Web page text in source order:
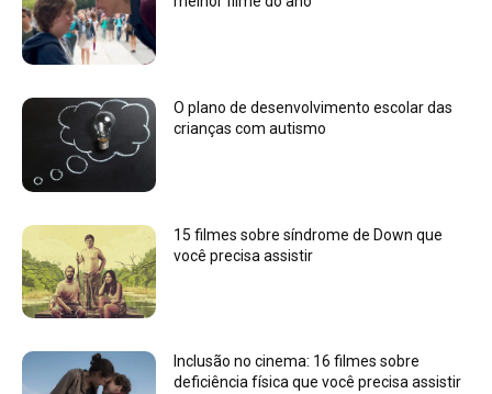
O plano de desenvolvimento escolar das
crianças com autismo
15 filmes sobre síndrome de Down que
você precisa assistir
Inclusão no cinema: 16 filmes sobre
deficiência física que você precisa assistir